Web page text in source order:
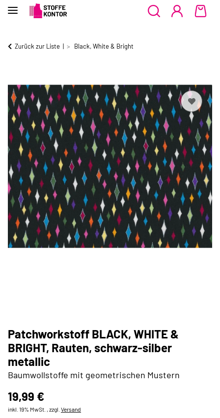
Zurück zur Liste Black, White & Bright
Patchworkstoff BLACK, WHITE &
BRIGHT, Rauten, schwarz-silber
metallic
Baumwollstoffe mit geometrischen Mustern
19,99 €
inkl. 19% MwSt. , zzgl. Versand